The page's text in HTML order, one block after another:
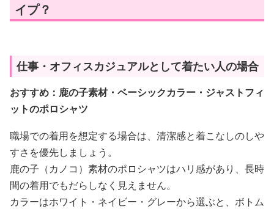
イプ？
仕事・オフィスカジュアルとして着たい人の場合
おすすめ：鹿の子素材・ベーシックカラー・ジャストフィ
ットのポロシャツ
職場での着用を想定する場合は、清潔感と着こなしのしや
すさを優先しましょう。
鹿の子（カノコ）素材のポロシャツはハリ感があり、長時
間の着用でもだらしなく見えません。
カラーはホワイト・ネイビー・グレーから選ぶと、ボトム